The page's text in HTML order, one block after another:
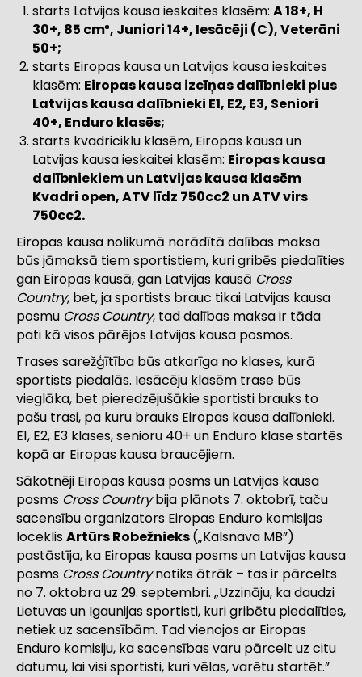
starts Latvijas kausa ieskaites klasēm: A 18+, H
30+, 85 cm³, Juniori 14+, Iesācēji (C), Veterāni
50+;
starts Eiropas kausa un Latvijas kausa ieskaites
klasēm: Eiropas kausa izcīņas dalībnieki plus
Latvijas kausa dalībnieki E1, E2, E3, Seniori
40+, Enduro klasēs;
starts kvadriciklu klasēm, Eiropas kausa un
Latvijas kausa ieskaitei klasēm: Eiropas kausa
dalībniekiem un Latvijas kausa klasēm
Kvadri open, ATV līdz 750cc2 un ATV virs
750cc2.
Eiropas kausa nolikumā norādītā dalības maksa
būs jāmaksā tiem sportistiem, kuri gribēs piedalīties
gan Eiropas kausā, gan Latvijas kausā Cross
Country, bet, ja sportists brauc tikai Latvijas kausa
posmu Cross Country, tad dalības maksa ir tāda
pati kā visos pārējos Latvijas kausa posmos.
Trases sarežģītība būs atkarīga no klases, kurā
sportists piedalās. Iesācēju klasēm trase būs
vieglāka, bet pieredzējušākie sportisti brauks to
pašu trasi, pa kuru brauks Eiropas kausa dalībnieki.
E1, E2, E3 klases, senioru 40+ un Enduro klase startēs
kopā ar Eiropas kausa braucējiem.
Sākotnēji Eiropas kausa posms un Latvijas kausa
posms Cross Countrybija plānots 7. oktobrī, taču
sacensību organizators Eiropas Enduro komisijas
loceklis Artūrs Robežnieks(„Kalsnava MB”)
pastāstīja, ka Eiropas kausa posms un Latvijas kausa
posms Cross Countrynotiks ātrāk – tas ir pārcelts
no 7. oktobra uz 29. septembri. „Uzzināju, ka daudzi
Lietuvas un Igaunijas sportisti, kuri gribētu piedalīties,
netiek uz sacensībām. Tad vienojos ar Eiropas
Enduro komisiju, ka sacensības varu pārcelt uz citu
datumu, lai visi sportisti, kuri vēlas, varētu startēt.”